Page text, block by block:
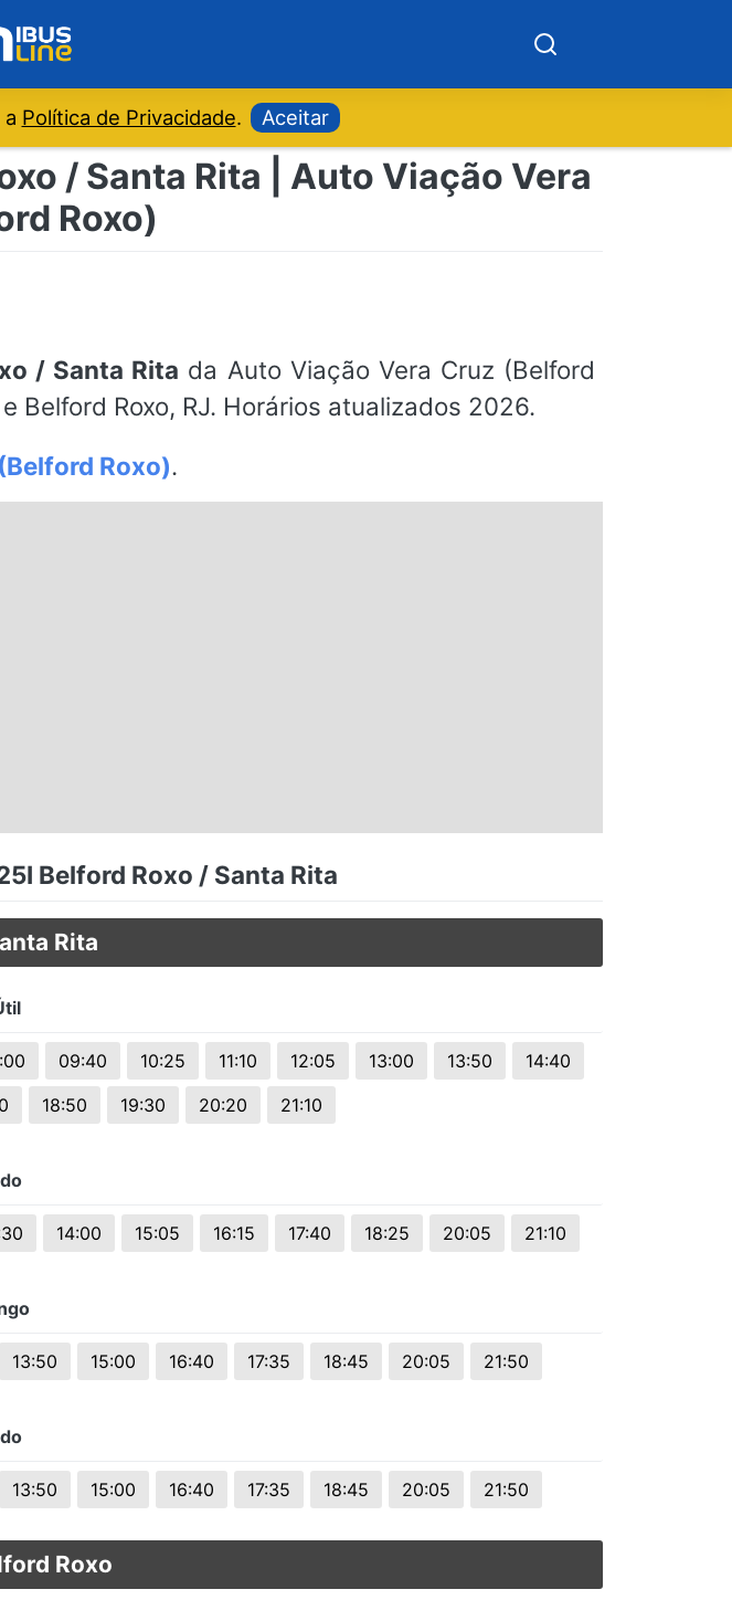
Política de Privacidade. Aceitar
/ Santa Rita | Auto Viação Vera
Roxo)
/ Santa Rita da Auto Viação Vera Cruz (Belford
Belford Roxo, RJ. Horários atualizados 2026.
Roxo).
Belford Roxo / Santa Rita
Rita
09:40 10:25 11:10 12:05 13:00 13:50
14:40
18:50 19:30 20:20 21:10
14:00 15:05 16:15 17:40 18:25 20:05 21:10
13:50 15:00 16:40 17:35 18:45 20:05 21:50
13:50 15:00 16:40 17:35 18:45 20:05 21:50
Roxo